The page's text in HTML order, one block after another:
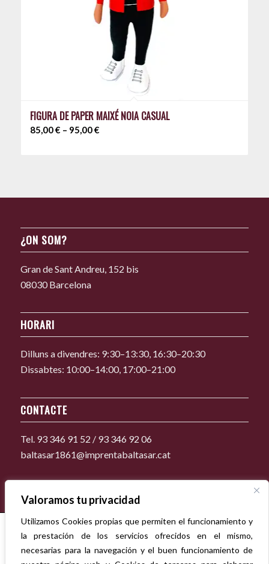
Valoramos tu privacidad
Utilizamos Cookies propias que permiten el funcionamiento y
la prestación de los servicios ofrecidos en el mismo,
necesarias para la navegación y el buen funcionamiento de
FIGURA DE PAPER MAIXÉ NOIA CASUAL
85,00€ – 95,00€Interval
95,00 €
¿ON SOM?
Gran de Sant Andreu, 152 bis
08030 Barcelona
HORARI
Dilluns a divendres: 9:30–13:30, 16:30–20:30
Dissabtes: 10:00–14:00, 17:00–21:00
CONTACTE
Tel. 93 346 91 52 / 93 346 92 06
baltasar1861@imprentabaltasar.cat